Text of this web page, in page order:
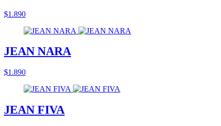
$1.890
JEAN NARA
$1.890
JEAN FIVA